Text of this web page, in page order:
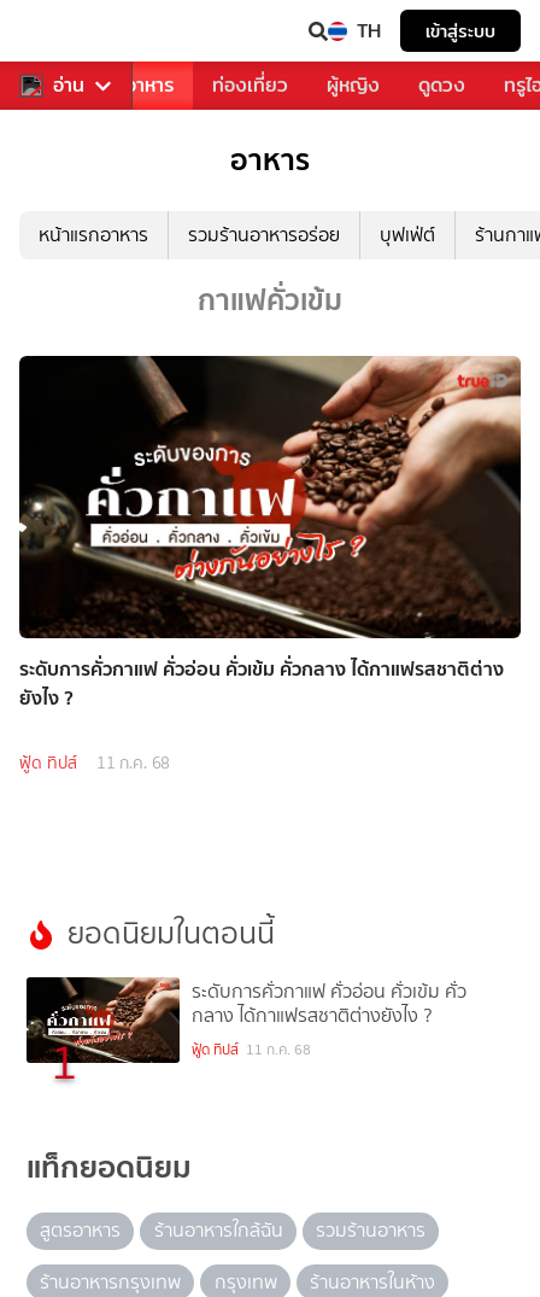
TH เข้าสู่ระบบ
อ่าน
การเพลง อาหาร ท่องเที่ยว ผู้หญิง ดูดวง ทรู
อาหาร
หน้าแรกอาหาร รวมร้านอาหารอร่อย บุฟเฟ่ต์ ร้านกา
กาแฟคั่วเข้ม
ระดับการคั่วกาแฟ คั่วอ่อน คั่วเข้ม คั่วกลาง ได้กาแฟรสชาติต่าง
ยังไง ?
ฟู้ด ทิปส์ 11 ก.ค. 68
ยอดนิยมในตอนนี้
1
ระดับการคั่วกาแฟ คั่วอ่อน คั่วเข้ม คั่ว
กลาง ได้กาแฟรสชาติต่างยังไง ?
ฟู้ด ทิปส์ 11 ก.ค. 68
แท็กยอดนิยม
สูตรอาหาร ร้านอาหารใกล้ฉัน
รวมร้านอาหาร
ร้านอาหารกรุงเทพ
กรุงเทพ
ร้านอาหารในห้าง